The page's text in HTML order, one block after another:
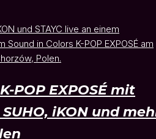
POP EXPOSÉ mit
SUHO, iKON und